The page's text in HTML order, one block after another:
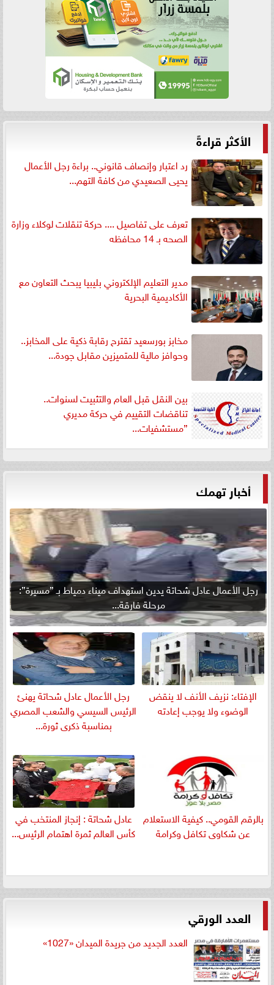
الأكثر قراءةً
رد اعتبار وإنصاف قانوني.. براءة رجل الأعمال
يحيى الصعيدي من كافة التهم...
تعرف على تفاصيل .... حركة تنقلات لوكلاء وزارة
الصحه بـ 14 محافظه
مدير التعليم الإلكتروني بليبيا يبحث التعاون مع
الأكاديمية البحرية
مخابز بورسعيد تقترح رقابة ذكية على المخابز..
وحوافز مالية للمتميزين مقابل جودة...
بين النقل قبل العام والتثبيت لسنوات..
تناقضات التقييم في حركة مديري
”مستشفيات...
أخبار تهمك
رجل الأعمال عادل شحاتة يدين استهداف ميناء دمياط بـ ”مسيرة”:
مرحلة فارقة...
الإفتاء: نزيف الأنف لا ينقض
الوضوء ولا يوجب إعادته
رجل الأعمال عادل شحاتة يهنئ
الرئيس السيسي والشعب المصري
بمناسبة ذكرى ثورة...
بالرقم القومي.. كيفية الاستعلام
عن شكاوى تكافل وكرامة
عادل شحاتة : إنجاز المنتخب في
كأس العالم ثمرة اهتمام الرئيس...
العدد الورقي
العدد الجديد من جريدة الميدان «1027»